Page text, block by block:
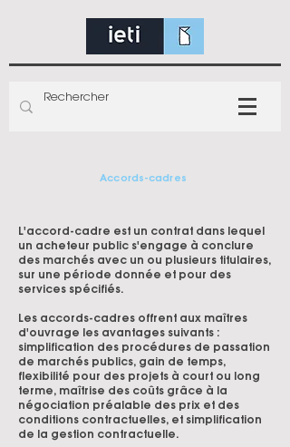
Accords-cadres
L'accord-cadre est un contrat dans lequel
un acheteur public s'engage à conclure
des marchés avec un ou plusieurs titulaires,
sur une période donnée et pour des
services spécifiés.
Les accords-cadres offrent aux maîtres
d'ouvrage les avantages suivants :
simplification des procédures de passation
de marchés publics, gain de temps,
flexibilité pour des projets à court ou long
terme, maîtrise des coûts grâce à la
négociation préalable des prix et des
conditions contractuelles, et simplification
de la gestion contractuelle.